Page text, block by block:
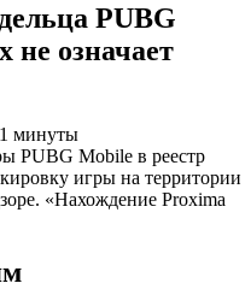
PUBG
не означает
1 минуты
PUBG Mobile в реестр
игры на территории
«Нахождение Proxima